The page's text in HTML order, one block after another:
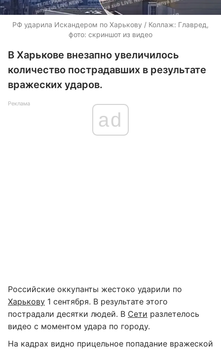
РФ ударила Искандером по Харькову / Коллаж: Главред,
фото: скриншот из видео
В Харькове внезапно увеличилось
количество пострадавших в результате
вражеских ударов.
Реклама
ad
Российские оккупанты жестоко ударили по
Харькову 1 сентября. В результате этого
пострадали десятки людей. В Сети разлетелось
видео с моментом удара по городу.
На кадрах видно прицельное попадание вражеской